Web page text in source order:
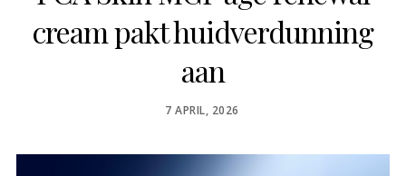
cream pakt huidverdunning
aan
POSTED
7 APRIL, 2026